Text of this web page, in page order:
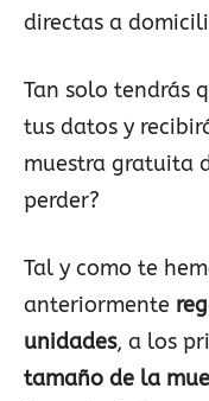
directas a
Tan solo tendrás
tus datos y
muestra gratuita
perder?
Tal y como te
anteriormente
unidades, a los
tamaño de la